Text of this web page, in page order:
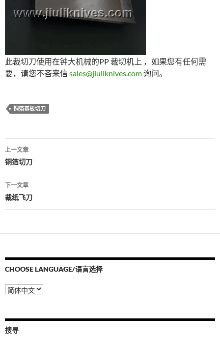
此裁切刀使用在钟大机械的PP 裁切机上 ，如果您有任何需
要，请您不吝来信sales@jiuliknives.com询问。
铜箔基板切刀
文
章
导
航
上一文章
铜箔切刀
下一文章
裁纸飞刀
CHOOSE LANGUAGE/语言选择
Choose
Language/
选
择
搜寻